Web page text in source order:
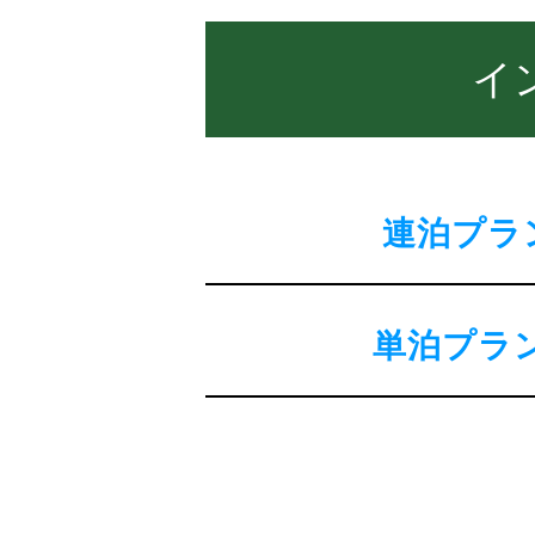
イ
連泊プラ
単泊プラ